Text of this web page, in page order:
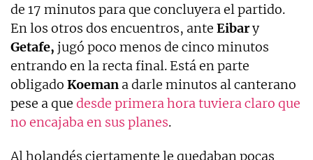
de 17 minutos para que concluyera el partido.
En los otros dos encuentros, ante Eibary
Getafe, jugó poco menos de cinco minutos
entrando en la recta final. Está en parte
obligado Koeman a darle minutos al canterano
pese a que desde primera hora tuviera claro que
no encajaba en sus planes.
Al holandés ciertamente le quedaban pocas